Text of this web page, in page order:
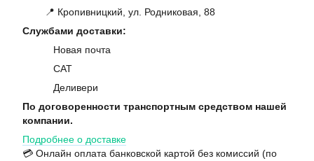
📍 Кропивницкий, ул. Родниковая, 88
Службами доставки:
Новая почта
САТ
Деливери
По договоренности транспортным средством нашей
компании.
Подробнее о доставке
💳 Онлайн оплата банковской картой без комиссий (по